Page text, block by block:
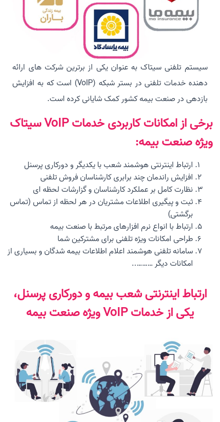
سیستم تلفنی سیتاک به عنوان یکی از برترین شرکت های ارائه
دهنده خدمات تلفنی در بستر شبکه (VoIP) است که به افزایش
بازدهی در صنعت بیمه کشور کمک شایانی کرده است.
برخی از امکانات کاربردی خدمات VoIP سیتاک
ویژه صنعت بیمه:
ارتباط اینترنتی هوشمند شعب با یکدیگر و دورکاری پرسنل
افزایش راندمان چند برابری کارشناسان فروش تلفنی
نظارت کامل بر عملکرد کارشناسان و گزارشات لحظه ای
ثبت و پیگیری اطلاعات مشتریان در هر لحظه از تماس (تماس
برگشتی)
ارتباط با انواع نرم افزارهای مرتبط با صنعت بیمه
طراحی امکانات ویژه تلفنی برای مشترکین شما
سامانه تلفنی هوشمند اعلام اطلاعات بیمه شدگان و بسیاری از
امکانات دیگر ………..
ارتباط اینترنتی شعب بیمه و دورکاری پرسنل،
یکی از خدمات VoIP ویژه صنعت بیمه